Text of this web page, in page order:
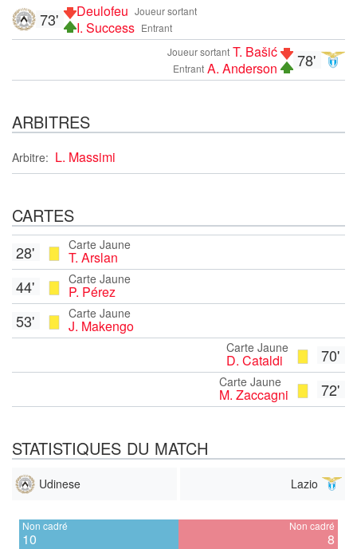
Joueur sortant
Deulofeu
Entrant
I. Success
73'
78'
Joueur sortant T. Bašić
Entrant A. Anderson
ARBITRES
Arbitre: L. Massimi
CARTES
Carte Jaune
T. Arslan
28'
Carte Jaune
P. Pérez
44'
Carte Jaune
J. Makengo
53'
70'
Carte Jaune
D. Cataldi
72'
Carte Jaune
M. Zaccagni
STATISTIQUES DU MATCH
Udinese Lazio
Non cadré
10
Non cadré
8